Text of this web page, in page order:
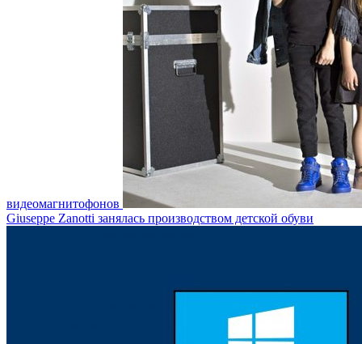
видеомагнитофонов
Giuseppe Zanotti занялась производством детской обуви